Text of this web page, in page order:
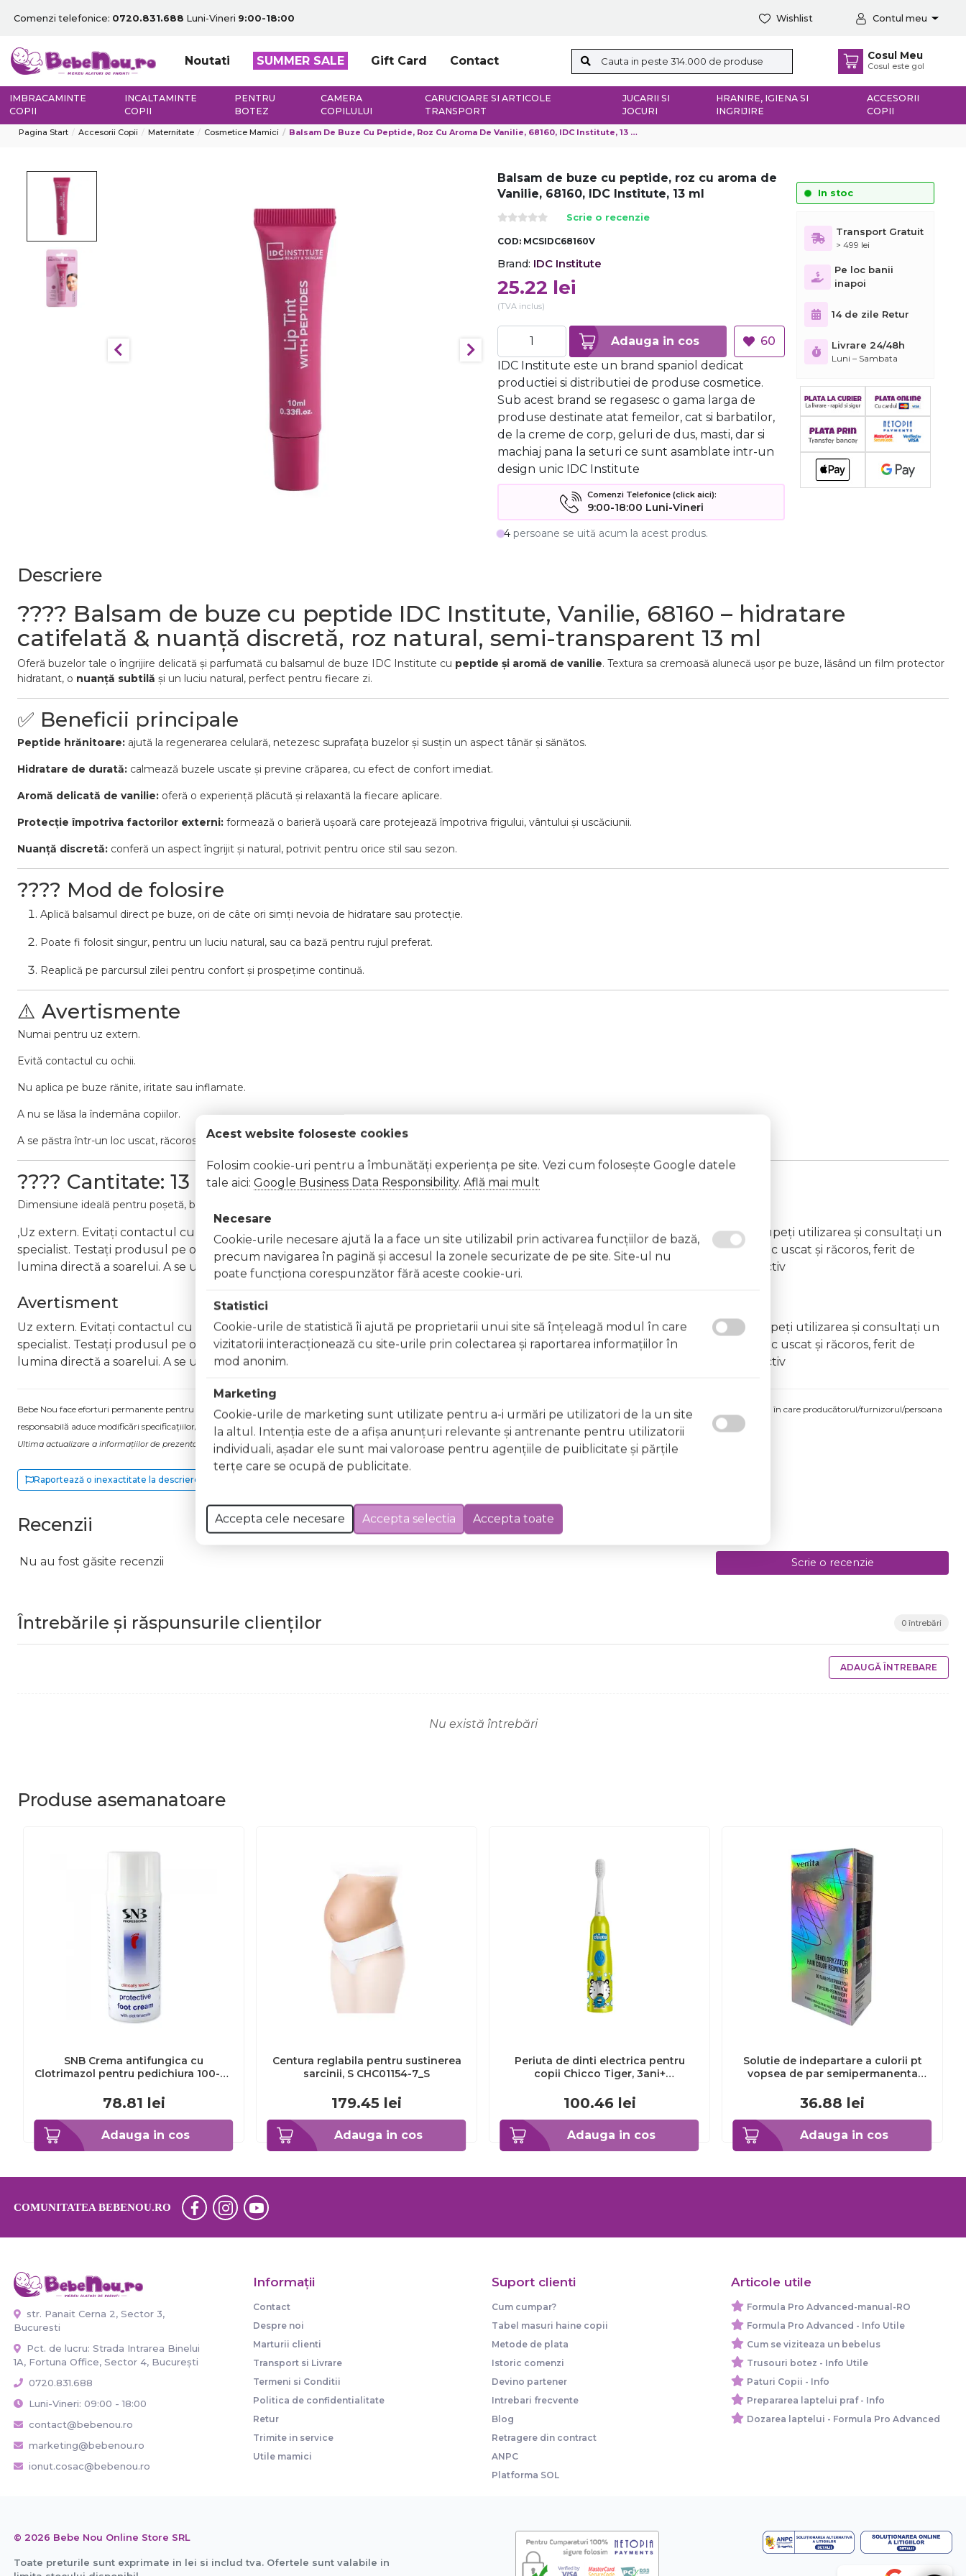
Comenzi telefonice: 0720.831.688 Luni-Vineri 9:00-18:00 Wishlist Contul meu
Noutati SUMMER SALE Gift Card Contact Cosul Meu
Cosul este gol
IMBRACAMINTE
COPII
INCALTAMINTE
COPII
PENTRU
BOTEZ
CAMERA
COPILULUI
CARUCIOARE SI ARTICOLE
TRANSPORT
JUCARII SI
JOCURI
HRANIRE, IGIENA SI
INGRIJIRE
ACCESORII
COPII
Pagina Start Accesorii Copii Maternitate Cosmetice Mamici Balsam De Buze Cu Peptide, Roz Cu Aroma De Vanilie, 68160, IDC Institute, 13 Ml
Balsam de buze cu peptide, roz cu aroma de
Vanilie, 68160, IDC Institute, 13 ml
Scrie o recenzie
COD: MCSIDC68160V
Brand: IDC Institute
25.22 lei
(TVA inclus)
Adauga in cos
60
IDC Institute este un brand spaniol dedicat
productiei si distributiei de produse cosmetice.
Sub acest brand se regasesc o gama larga de
produse destinate atat femeilor, cat si barbatilor,
de la creme de corp, geluri de dus, masti, dar si
machiaj pana la seturi ce sunt asamblate intr-un
design unic IDC Institute
Comenzi Telefonice (click aici):
9:00-18:00 Luni-Vineri
4 persoane se uită acum la acest produs.
In stoc
Transport Gratuit
> 499 lei
Pe loc banii
inapoi
14 de zile Retur
Livrare 24/48h
Luni – Sambata
Descriere
???? Balsam de buze cu peptide IDC Institute, Vanilie, 68160 – hidratare
catifelată & nuanță discretă, roz natural, semi-transparent 13 ml
Oferă buzelor tale o îngrijire delicată și parfumată cu balsamul de buze IDC Institute cu peptide și aromă de vanilie. Textura sa cremoasă alunecă ușor pe buze, lăsând un film protector
hidratant, o nuanță subtilă și un luciu natural, perfect pentru fiecare zi.
✅ Beneficii principale
Peptide hrănitoare: ajută la regenerarea celulară, netezesc suprafața buzelor și susțin un aspect tânăr și sănătos.
Hidratare de durată: calmează buzele uscate și previne crăparea, cu efect de confort imediat.
Aromă delicată de vanilie: oferă o experiență plăcută și relaxantă la fiecare aplicare.
Protecție împotriva factorilor externi: formează o barieră ușoară care protejează împotriva frigului, vântului și uscăciunii.
Nuanță discretă: conferă un aspect îngrijit și natural, potrivit pentru orice stil sau sezon.
???? Mod de folosire
Aplică balsamul direct pe buze, ori de câte ori simți nevoia de hidratare sau protecție.
Poate fi folosit singur, pentru un luciu natural, sau ca bază pentru rujul preferat.
Reaplică pe parcursul zilei pentru confort și prospețime continuă.
⚠️ Avertismente
Numai pentru uz extern.
Evită contactul cu ochii.
Nu aplica pe buze rănite, iritate sau inflamate.
A nu se lăsa la îndemâna copiilor.
A se păstra într-un loc uscat, răcoros și ferit de lumina directă a soarelui.
???? Cantitate: 13 ml
Dimensiune ideală pentru poșetă, birou sau trusa de machiaj – buze hidratate și catifelate, cu un parfum subtil de vanilie, oriunde și oricând.
,Uz extern. Evitați contactul cu ochii. În caz de contact, clătiți imediat cu apă din abundență. În caz de iritație/reactie alergica, întrerupeți utilizarea și consultați un
specialist. Testați produsul pe o zonă mică de piele înainte de utilizare. A nu se lăsa la îndemâna copiilor. Păstrați produsul într-un loc uscat și răcoros, ferit de
lumina directă a soarelui. A se utiliza conform instrucțiunilor. A nu se folosi pe pielea sensibilă sau pe buzele cu leziuni sau herpes activ
Avertisment
Uz extern. Evitați contactul cu ochii. În caz de contact, clătiți imediat cu apă din abundență. În caz de iritație/reactie alergica, întrerupeți utilizarea și consultați un
specialist. Testați produsul pe o zonă mică de piele înainte de utilizare. A nu se lăsa la îndemâna copiilor. Păstrați produsul într-un loc uscat și răcoros, ferit de
lumina directă a soarelui. A se utiliza conform instrucțiunilor. A nu se folosi pe pielea sensibilă sau pe buzele cu leziuni sau herpes activ
Bebe Nou face eforturi permanente pentru a păstra informațiile actualizate. Excepții pentru care informațiile prezentate pot fi diferite față de cele ale produsului comandat pot fi acelea în care producătorul/furnizorul/persoana
responsabilă aduce modificări specificațiilor/etichetei acestuia, fără a ne informa în prealabil. În cazul apariției unor diferențe, prevalează informația de pe etichetele produsului fizic.
Ultima actualizare a informațiilor de prezentare pentru Balsam de buze cu peptide, roz cu aroma de Vanilie, 68160, IDC Institute, 13 ml a fost efectuată la data de 08.08.2026
Raportează o inexactitate la descriere
Recenzii
Nu au fost găsite recenzii Scrie o recenzie
Întrebările și răspunsurile clienților 0 întrebări
ADAUGĂ ÎNTREBARE
Nu există întrebări
Produse asemanatoare
Adauga in cos
SNB Crema antifungica cu
Clotrimazol pentru pedichiura 100-ml
78.81 lei
Adauga in cos
Centura reglabila pentru sustinerea
sarcinii, S CHC01154-7_S
179.45 lei
Adauga in cos
Periuta de dinti electrica pentru
copii Chicco Tiger, 3ani+
100.46 lei
Adauga in cos
Solutie de indepartare a culorii pt
vopsea de par semipermanenta
ml
36.88 lei
COMUNITATEA BEBENOU.RO
str. Panait Cerna 2, Sector 3,
Bucuresti
Pct. de lucru: Strada Intrarea Binelui
1A, Fortuna Office, Sector 4, București
0720.831.688
Luni-Vineri: 09:00 - 18:00
contact@bebenou.ro
marketing@bebenou.ro
ionut.cosac@bebenou.ro
Informaţii
Contact
Despre noi
Marturii clienti
Transport si Livrare
Termeni si Conditii
Politica de confidentialitate
Retur
Trimite in service
Utile mamici
Suport clienti
Cum cumpar?
Tabel masuri haine copii
Metode de plata
Istoric comenzi
Devino partener
Intrebari frecvente
Blog
Retragere din contract
ANPC
Platforma SOL
Articole utile
Formula Pro Advanced-manual-RO
Formula Pro Advanced - Info Utile
Cum se viziteaza un bebelus
Trusouri botez - Info Utile
Paturi Copii - Info
Prepararea laptelui praf - Info
Dozarea laptelui - Formula Pro Advanced
© 2026 Bebe Nou Online Store SRL
Toate preturile sunt exprimate in lei si includ tva. Ofertele sunt valabile in
Acest website foloseste cookies
Folosim cookie-uri pentru a îmbunătăți experiența pe site. Vezi cum folosește Google datele
tale aici: Google Business Data Responsibility. Află mai mult
Necesare
Cookie-urile necesare ajută la a face un site utilizabil prin activarea funcţiilor de bază,
precum navigarea în pagină şi accesul la zonele securizate de pe site. Site-ul nu
poate funcţiona corespunzător fără aceste cookie-uri.
Statistici
Cookie-urile de statistică îi ajută pe proprietarii unui site să înţeleagă modul în care
vizitatorii interacţionează cu site-urile prin colectarea şi raportarea informaţiilor în
mod anonim.
Marketing
Cookie-urile de marketing sunt utilizate pentru a-i urmări pe utilizatori de la un site
la altul. Intenţia este de a afişa anunţuri relevante şi antrenante pentru utilizatorii
individuali, aşadar ele sunt mai valoroase pentru agenţiile de puiblicitate şi părţile
terţe care se ocupă de publicitate.
Accepta cele necesare Accepta selectia Accepta toate